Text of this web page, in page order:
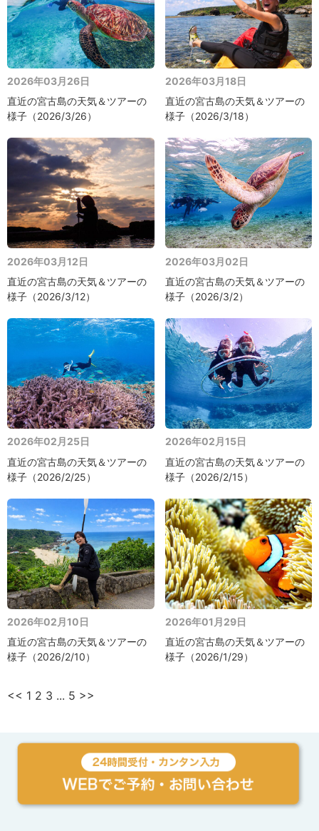
2026年03月26日
直近の宮古島の天気＆ツアーの
様子（2026/3/26）
2026年03月18日
直近の宮古島の天気＆ツアーの
様子（2026/3/18）
2026年03月12日
直近の宮古島の天気＆ツアーの
様子（2026/3/12）
2026年03月02日
直近の宮古島の天気＆ツアーの
様子（2026/3/2）
2026年02月25日
直近の宮古島の天気＆ツアーの
様子（2026/2/25）
2026年02月15日
直近の宮古島の天気＆ツアーの
様子（2026/2/15）
2026年02月10日
直近の宮古島の天気＆ツアーの
様子（2026/2/10）
2026年01月29日
直近の宮古島の天気＆ツアーの
様子（2026/1/29）
<< 1 2 3 ... 5 >>